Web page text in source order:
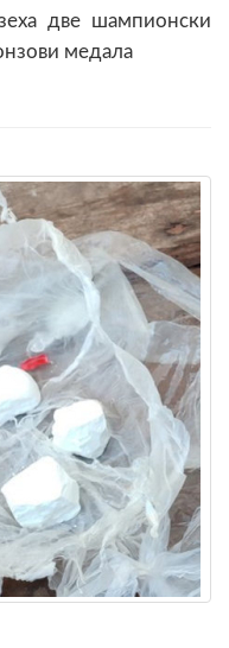
две шампионски
медала